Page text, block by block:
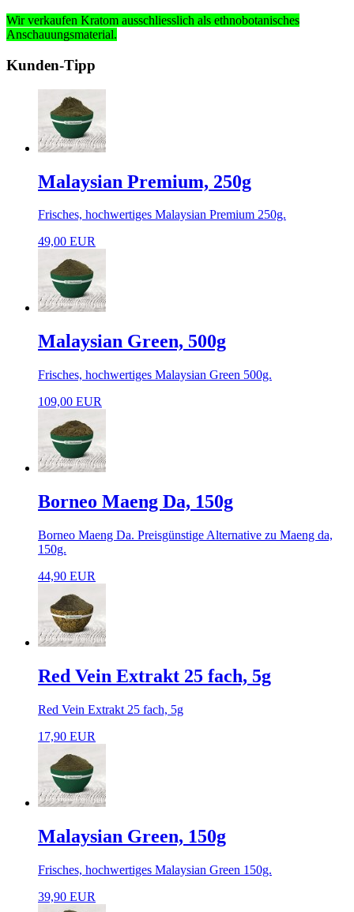
Wir verkaufen Kratom ausschliesslich als ethnobotanisches
Anschauungsmaterial.
Kunden-Tipp
Malaysian Premium, 250g
Frisches, hochwertiges Malaysian Premium 250g.
49,00 EUR
Malaysian Green, 500g
Frisches, hochwertiges Malaysian Green 500g.
109,00 EUR
Borneo Maeng Da, 150g
Borneo Maeng Da. Preisgünstige Alternative zu Maeng da,
150g.
44,90 EUR
Red Vein Extrakt 25 fach, 5g
Red Vein Extrakt 25 fach, 5g
17,90 EUR
Malaysian Green, 150g
Frisches, hochwertiges Malaysian Green 150g.
39,90 EUR